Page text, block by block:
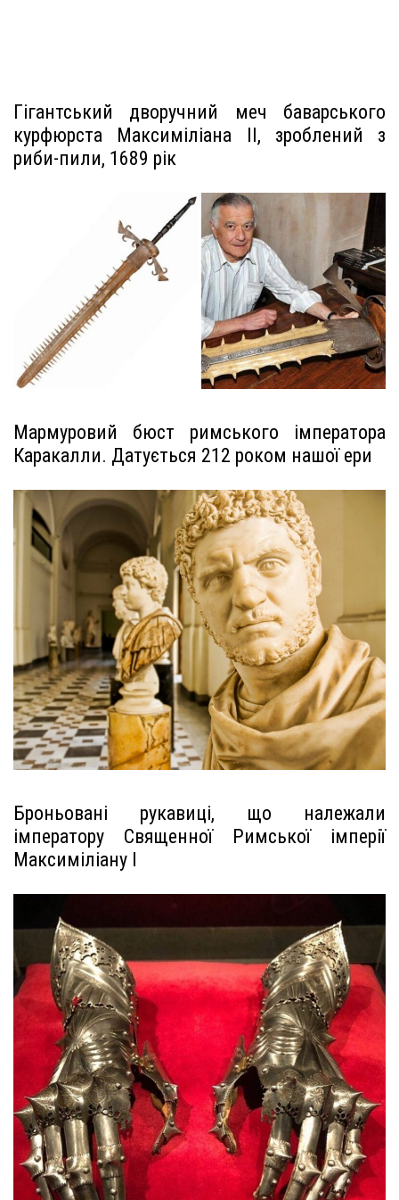
Гігантський дворучний меч баварського
курфюрста Максиміліана II, зроблений з
риби-пили, 1689 рік
Мармуровий бюст римського імператора
Каракалли. Датується 212 роком нашої ери
Броньовані рукавиці, що належали
імператору Священної Римської імперії
Максиміліану I